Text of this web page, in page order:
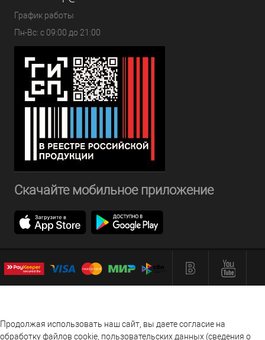
График работы
Пн-Вс: с 09:00 до 21:00
Скачайте мобильное приложение
Продолжая использовать наш сайт, вы даете согласие на
обработку файлов cookie, пользовательских данных (сведения о